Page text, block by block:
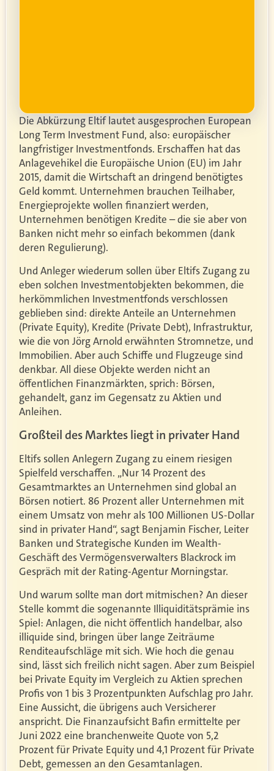
Die Abkürzung Eltif lautet ausgesprochen European
Long Term Investment Fund, also: europäischer
langfristiger Investmentfonds. Erschaffen hat das
Anlagevehikel die Europäische Union (EU) im Jahr
2015, damit die Wirtschaft an dringend benötigtes
Geld kommt. Unternehmen brauchen Teilhaber,
Energieprojekte wollen finanziert werden,
Unternehmen benötigen Kredite – die sie aber von
Banken nicht mehr so einfach bekommen (dank
deren Regulierung).
Und Anleger wiederum sollen über Eltifs Zugang zu
eben solchen Investmentobjekten bekommen, die
herkömmlichen Investmentfonds verschlossen
geblieben sind: direkte Anteile an Unternehmen
(Private Equity), Kredite (Private Debt), Infrastruktur,
wie die von Jörg Arnold erwähnten Stromnetze, und
Immobilien. Aber auch Schiffe und Flugzeuge sind
denkbar. All diese Objekte werden nicht an
öffentlichen Finanzmärkten, sprich: Börsen,
gehandelt, ganz im Gegensatz zu Aktien und
Anleihen.
Großteil des Marktes liegt in privater Hand
Eltifs sollen Anlegern Zugang zu einem riesigen
Spielfeld verschaffen. „Nur 14 Prozent des
Gesamtmarktes an Unternehmen sind global an
Börsen notiert. 86 Prozent aller Unternehmen mit
einem Umsatz von mehr als 100 Millionen US-Dollar
sind in privater Hand“, sagt Benjamin Fischer, Leiter
Banken und Strategische Kunden im Wealth-
Geschäft des Vermögensverwalters Blackrock im
Gespräch mit der Rating-Agentur Morningstar.
Und warum sollte man dort mitmischen? An dieser
Stelle kommt die sogenannte Illiquiditätsprämie ins
Spiel: Anlagen, die nicht öffentlich handelbar, also
illiquide sind, bringen über lange Zeiträume
Renditeaufschläge mit sich. Wie hoch die genau
sind, lässt sich freilich nicht sagen. Aber zum Beispiel
bei Private Equity im Vergleich zu Aktien sprechen
Profis von 1 bis 3 Prozentpunkten Aufschlag pro Jahr.
Eine Aussicht, die übrigens auch Versicherer
anspricht. Die Finanzaufsicht Bafin ermittelte per
Juni 2022 eine branchenweite Quote von 5,2
Prozent für Private Equity und 4,1 Prozent für Private
Debt, gemessen an den Gesamtanlagen.